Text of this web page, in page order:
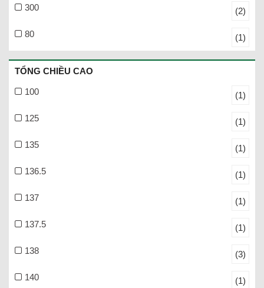
300 (2)
80 (1)
TỔNG CHIỀU CAO
100 (1)
125 (1)
135 (1)
136.5 (1)
137 (1)
137.5 (1)
138 (3)
140 (1)